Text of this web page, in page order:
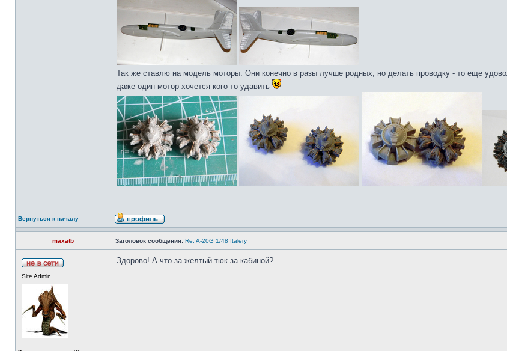
Так же ставлю на модель моторы. Они конечно в разы лучше родных, но делать проводку - то еще
даже один мотор хочется кого то удавить
Вернуться к началу
maxatb Заголовок сообщения: Re: A-20G 1/48 Italery
Site Admin
Здорово! А что за желтый тюк за кабиной?